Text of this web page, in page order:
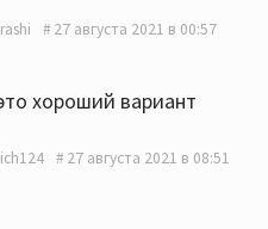
27 августа 2021 в 00:57
хороший вариант
27 августа 2021 в 08:51